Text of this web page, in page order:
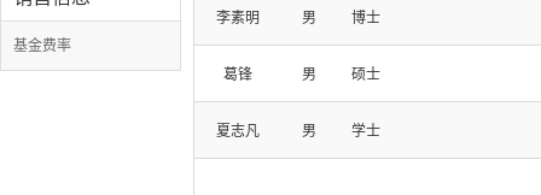
基金费率
李素明 男 博士
葛锋 男 硕士
夏志凡 男 学士